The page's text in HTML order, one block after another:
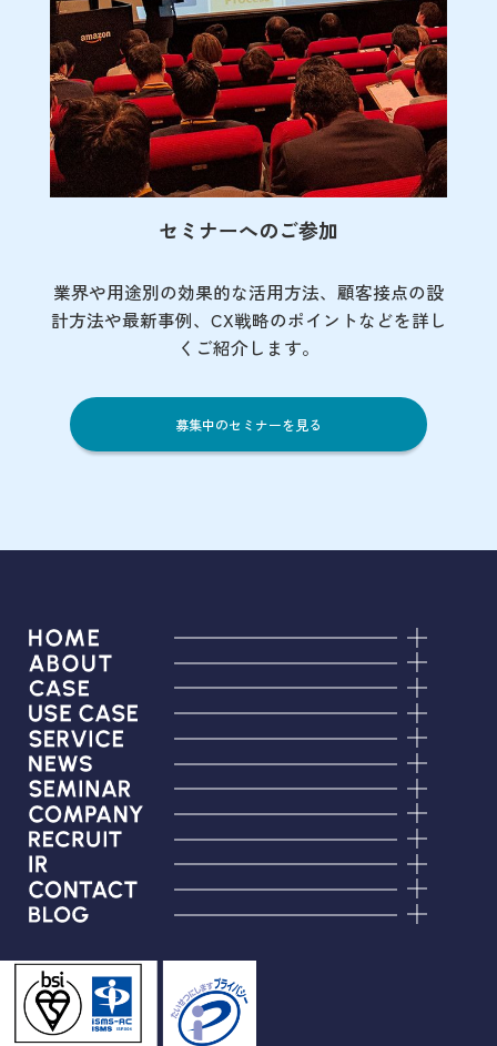
セミナーへのご参加
業界や用途別の効果的な活用方法、顧客接点の設
計方法や最新事例、CX戦略のポイントなどを詳し
くご紹介します。
募集中のセミナーを見る